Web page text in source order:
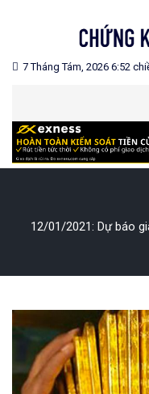
CHỨNG
Blog chia sẻ về Chứng
7 Tháng Tám, 2026 6:52
12/01/2021: Dự báo